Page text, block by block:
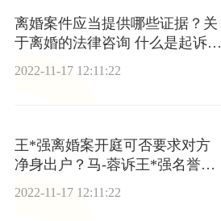
离婚案件应当提供哪些证据？关
于离婚的法律咨询 什么是起诉离
2022-11-17 12:11:22
王*强离婚案开庭可否要求对方
净身出户？马-蓉诉王*强名誉侵
权案是否成立?
2022-11-17 12:11:22